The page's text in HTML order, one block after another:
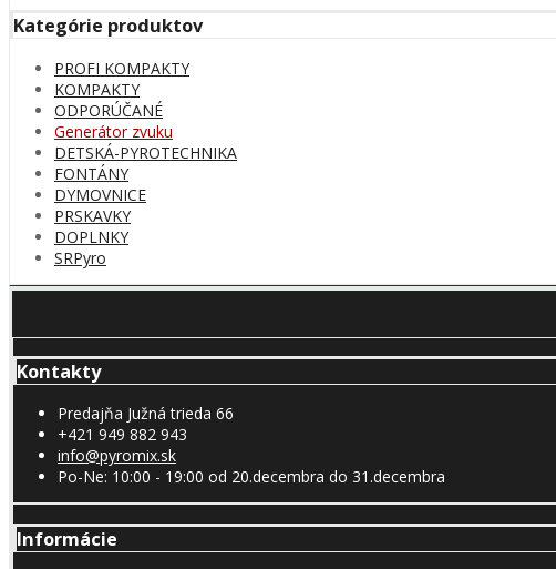
Kategórie produktov
PROFI KOMPAKTY
KOMPAKTY
ODPORÚČANÉ
Generátor zvuku
DETSKÁ-PYROTECHNIKA
FONTÁNY
DYMOVNICE
PRSKAVKY
DOPLNKY
SRPyro
Kontakty
Predajňa Južná trieda 66
+421 949 882 943
info@pyromix.sk
Po-Ne: 10:00 - 19:00 od 20.decembra do 31.decembra
Informácie